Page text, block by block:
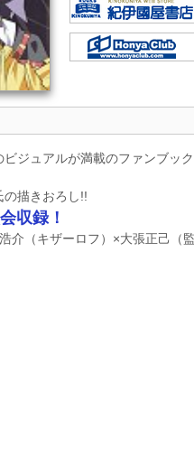
ビジュアルが満載のファンブ
の描きおろし!!
収録！
介（キザーロフ）×大張正己（